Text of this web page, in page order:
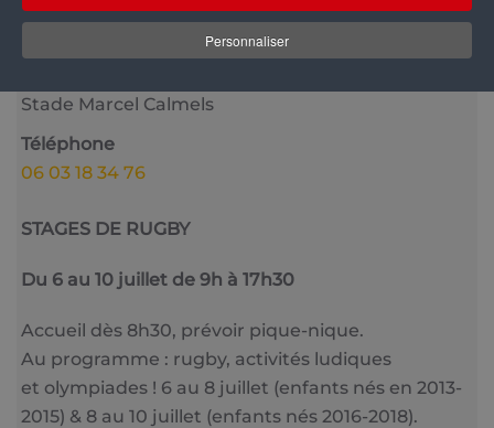
Personnaliser
Dates
10 Juillet 2026
Stade Marcel Calmels
Téléphone
06 03 18 34 76
STAGES DE RUGBY
Du 6 au 10 juillet de 9h à 17h30
Accueil dès 8h30, prévoir pique-nique.
Au programme : rugby, activités ludiques
et olympiades ! 6 au 8 juillet (enfants nés en 2013-
2015) & 8 au 10 juillet (enfants nés 2016-2018).